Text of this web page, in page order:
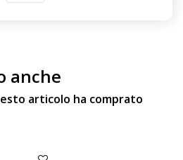
anche
articolo ha comprato